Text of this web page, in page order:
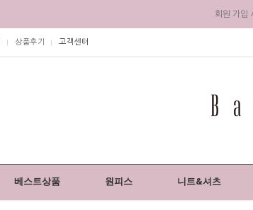
회원 가입
회원 가입
상품후기 고객센터
베스트상품 원피스 니트&셔츠